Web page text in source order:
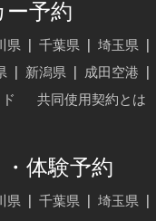
ー予約
県 千葉県 埼玉県
新潟県 成田空港
共同使用契約とは
体験予約
県 千葉県 埼玉県